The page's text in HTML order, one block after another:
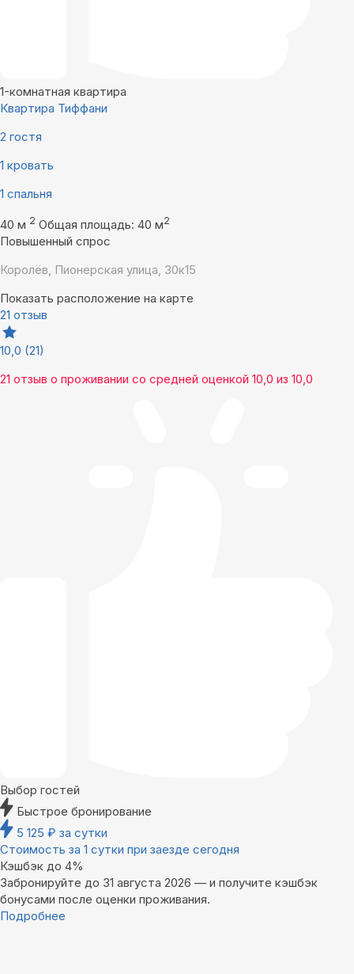
1-комнатная квартира
Квартира Тиффани
2 гостя
1 кровать
1 спальня
40 м 2 Общая площадь: 40 м2
Повышенный спрос
Королёв, Пионерская улица, 30к15
Показать расположение на карте
21 отзыв
10,0 (21)
21 отзыв о проживании со средней оценкой 10,0 из 10,0
Выбор гостей
Быстрое бронирование
5 125 ₽ за сутки
Стоимость за 1 сутки при заезде сегодня
Кэшбэк до 4%
Забронируйте до 31 августа 2026 — и получите кэшбэк
бонусами после оценки проживания.
Подробнее